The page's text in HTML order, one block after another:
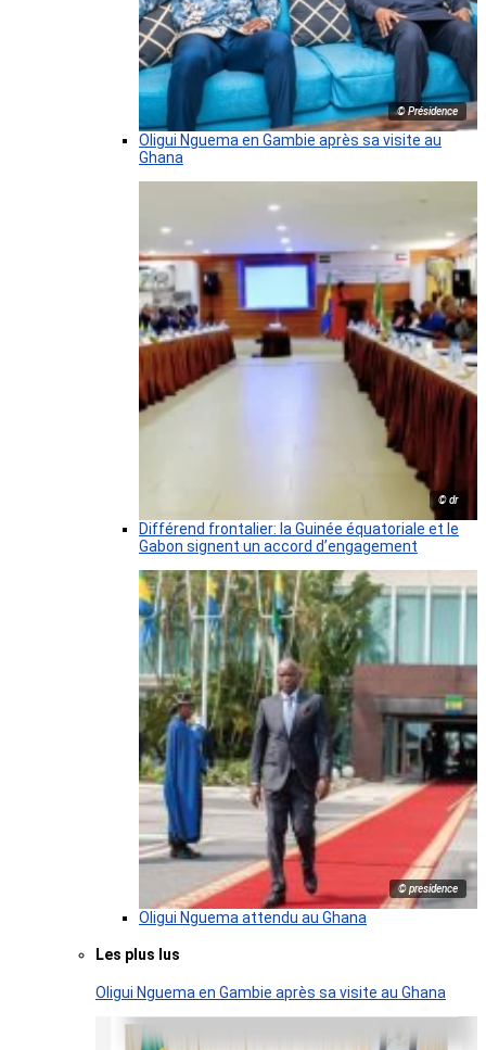
© Présidence
Oligui Nguema en Gambie après sa visite au
Ghana
© dr
Différend frontalier: la Guinée équatoriale et le
Gabon signent un accord d’engagement
© presidence
Oligui Nguema attendu au Ghana
Les plus lus
Oligui Nguema en Gambie après sa visite au Ghana